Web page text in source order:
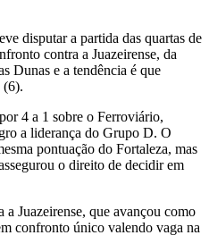
disputar a partida das quartas de
contra a Juazeirense, da
Dunas e a tendência é que
(6).
4 a 1 sobre o Ferroviário,
a liderança do Grupo D. O
pontuação do Fortaleza, mas
o direito de decidir em
Juazeirense, que avançou como
confronto único valendo vaga na